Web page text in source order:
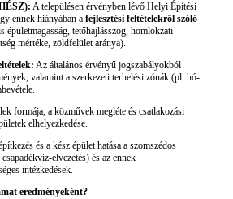
A településen érvényben lévő Helyi Építési
ennek hiányában a fejlesztési feltételekről szóló
épületmagasság, tetőhajlásszög, homlokzati
mértéke, zöldfelület aránya).
Az általános érvényű jogszabályokból
valamint a szerkezeti terhelési zónák (pl. hó-
formája, a közművek megléte és csatlakozási
elhelyezkedése.
és a kész épület hatása a szomszédos
elvezetés) és az ennek
intézkedések.
eredményeként?